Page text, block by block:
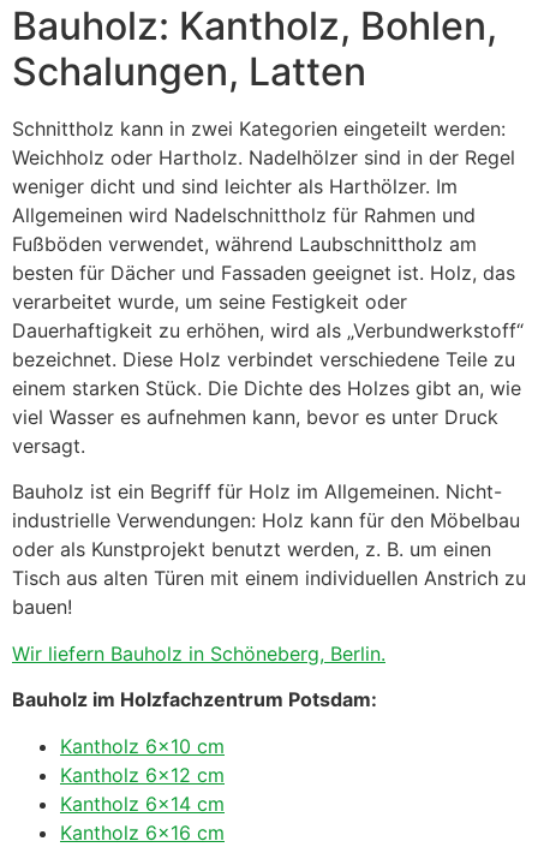
Bauholz: Kantholz, Bohlen,
Schalungen, Latten
Schnittholz kann in zwei Kategorien eingeteilt werden:
Weichholz oder Hartholz. Nadelhölzer sind in der Regel
weniger dicht und sind leichter als Harthölzer. Im
Allgemeinen wird Nadelschnittholz für Rahmen und
Fußböden verwendet, während Laubschnittholz am
besten für Dächer und Fassaden geeignet ist. Holz, das
verarbeitet wurde, um seine Festigkeit oder
Dauerhaftigkeit zu erhöhen, wird als „Verbundwerkstoff“
bezeichnet. Diese Holz verbindet verschiedene Teile zu
einem starken Stück. Die Dichte des Holzes gibt an, wie
viel Wasser es aufnehmen kann, bevor es unter Druck
versagt.
Bauholz ist ein Begriff für Holz im Allgemeinen. Nicht-
industrielle Verwendungen: Holz kann für den Möbelbau
oder als Kunstprojekt benutzt werden, z. B. um einen
Tisch aus alten Türen mit einem individuellen Anstrich zu
bauen!
Wir liefern Bauholz in Schöneberg, Berlin.
Bauholz im Holzfachzentrum Potsdam:
Kantholz 6×10 cm
Kantholz 6×12 cm
Kantholz 6×14 cm
Kantholz 6×16 cm